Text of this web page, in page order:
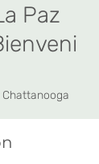
Paz
Chattanooga